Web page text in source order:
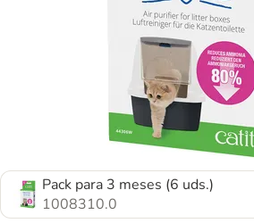
Pack para 3 meses (6 uds.)
1008310.0